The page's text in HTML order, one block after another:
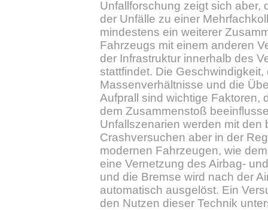
Unfallforschung zeigt sich aber,
der Unfälle zu einer
mindestens ein weiterer
Fahrzeugs mit einem anderen
der Infrastruktur innerhalb des
stattfindet. Die
Massenverhältnisse und die
Aufprall sind wichtige Faktoren,
dem Zusammenstoß
Unfallszenarien werden mit den
Crashversuchen aber in der
modernen Fahrzeugen, wie
eine Vernetzung des Airbag-
und die Bremse wird nach der
automatisch ausgelöst. Ein
den Nutzen dieser Technik